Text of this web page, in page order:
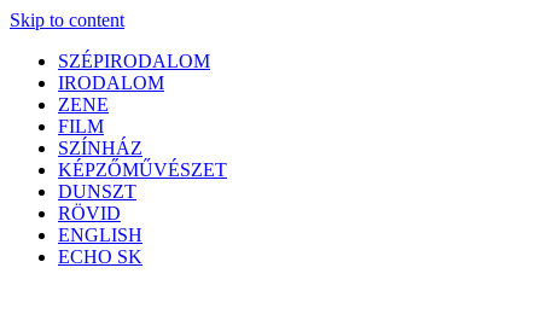
Skip to content
SZÉPIRODALOM
IRODALOM
ZENE
FILM
SZÍNHÁZ
KÉPZŐMŰVÉSZET
DUNSZT
RÖVID
ENGLISH
ECHO SK